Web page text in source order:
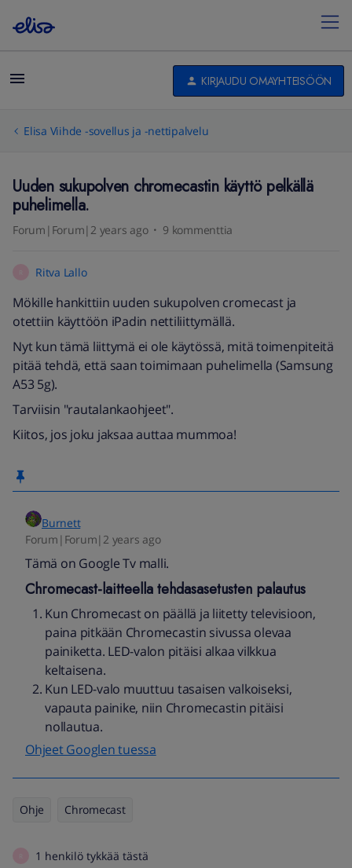
KIRJAUDU OMAYHTEISÖÖN
Elisa Viihde -sovellus ja -nettipalvelu
Uuden sukupolven chromecastin käyttö pelkällä
puhelimella.
Forum|Forum|2 years ago 9 kommenttia
Ritva Lallo
Mökille hankittiin uuden sukupolven cromecast ja
otettiin käyttöön iPadin nettiliittymällä.
Nyt kun tämä liittymä ei ole käytössä, mitä toimenpiteitä
pitää tehdä, että saan toimimaan puhelimella (Samsung
A53 5g).
Tarviisin "rautalankaohjeet".
Kiitos, jos joku jaksaa auttaa mummoa!
Burnett
Forum|Forum|2 years ago
Tämä on Google Tv malli.
Chromecast-laitteella tehdasasetusten palautus
Kun Chromecast on päällä ja liitetty televisioon,
paina pitkään Chromecastin sivussa olevaa
painiketta. LED-valon pitäisi alkaa vilkkua
keltaisena.
Kun LED-valo muuttuu tasaisen valkoiseksi,
vapauta painike, niin Chromecastin pitäisi
nollautua.
Ohjeet Googlen tuessa
Ohje Chromecast
1 henkilö tykkää tästä